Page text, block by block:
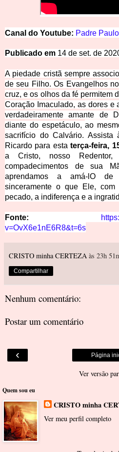
Canal do Youtu be: Padre
Publicado em 14 de set. de
A piedade cristã sempre
de seu Filho. Os Evangelhos
cruz, e os olhos da fé permitem
Coração Imaculado, as dores e
verdadeiramente amante de
diante do espetáculo, ao
sacrifício do Calvário.
Ricardo para esta terça-feira,
a Cristo, nosso
compadecimentos de sua
aprendamos a amá-lO
sinceramente o que Ele,
pecado, a indiferença e a
Fonte:
v=OvX6e1nE6R8&t=6s
CRISTO minha CERTEZA às 23h
Compartilhar
Nenhum comentário:
Postar um comentário
‹ Página
Ver versão
Quem sou eu
CRISTO minha
Ver meu perfil completo